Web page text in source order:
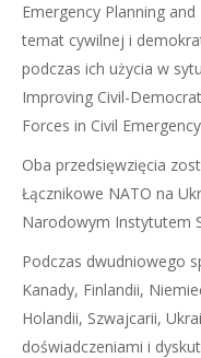
Emergency Planning
temat cywilnej i
podczas ich użycia w
Improving Civil-
Forces in Civil
Oba przedsięwzięcia
Łącznikowe NATO na
Narodowym Instytutem
Podczas dwudniowego
Kanady, Finlandii,
Holandii, Szwajcarii,
doświadczeniami i